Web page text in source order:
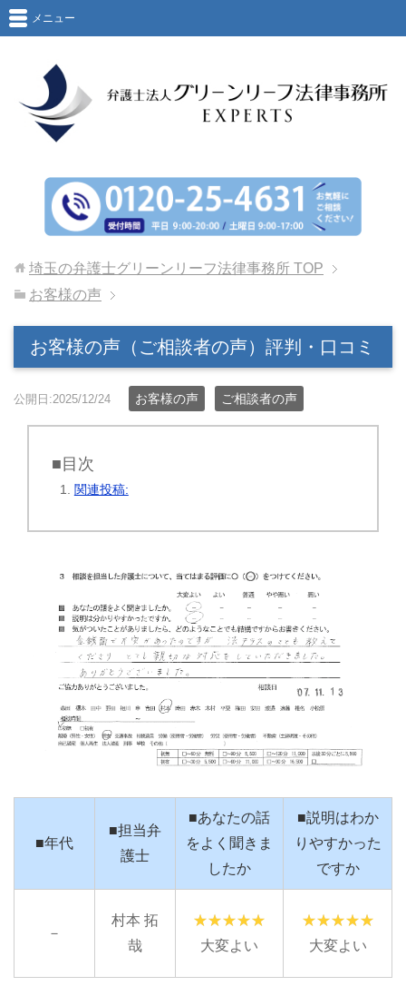
メニュー
埼玉の弁護士グリーンリーフ法律事務所 TOP
お客様の声
お客様の声（ご相談者の声）評判・口コミ
公開日:2025/12/24 お客様の声 ご相談者の声
■目次
関連投稿:
■年代
■担当弁
護士
■あなたの話
をよく聞きま
したか
■説明はわか
りやすかった
ですか
－
村本 拓
哉
大変よい 大変よい